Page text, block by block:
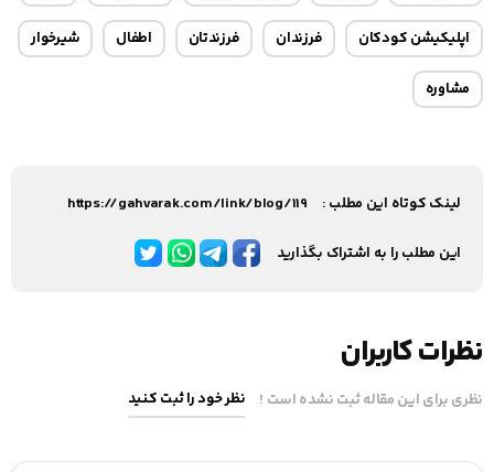
اپلیکیشن کودکان فرزندان فرزندتان اطفال شیرخوار
مشاوره
لینک کوتاه این مطلب : https://gahvarak.com/link/blog/119
این مطلب را به اشتراک بگذارید
نظرات کاربران
نظری برای این مقاله ثبت نشده است ! نظر خود را ثبت کنید